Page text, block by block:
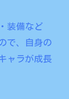
装備など
で、自身の
ャラが成長